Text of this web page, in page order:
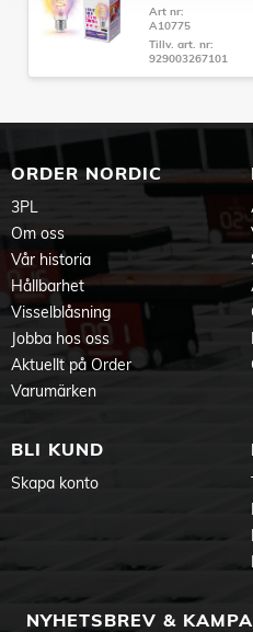
Art nr:
A10775
Tillv. art. nr:
929003267101
ORDER NORDIC
3PL
Om oss
Vår historia
Hållbarhet
Visselblåsning
Jobba hos oss
Aktuellt på Order
Varumärken
BLI KUND
Skapa konto
NYHETSBREV &